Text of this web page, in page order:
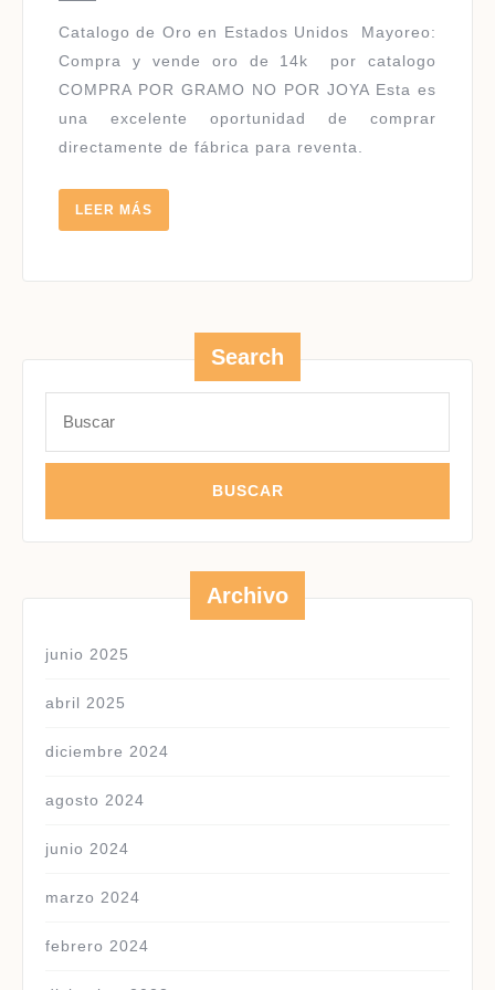
USA
Catalogo de Oro en Estados Unidos ​Mayoreo:
Compra y vende oro de 14k por catalogo
COMPRA POR GRAMO NO POR JOYA Esta es
una excelente oportunidad de comprar
directamente de fábrica para reventa.
LEER MÁS
MÁS
Search
Archivo
junio 2025
abril 2025
diciembre 2024
agosto 2024
junio 2024
marzo 2024
febrero 2024